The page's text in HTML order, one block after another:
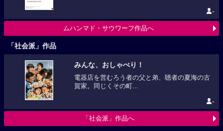
-
ムハンマド・サウワーフ作品へ
「社会派」作品
みんな、おしゃべり！
電器店を営むろう者の父と弟、聴者の夏海の古
賀家。同じくその町...
-
「社会派」作品へ